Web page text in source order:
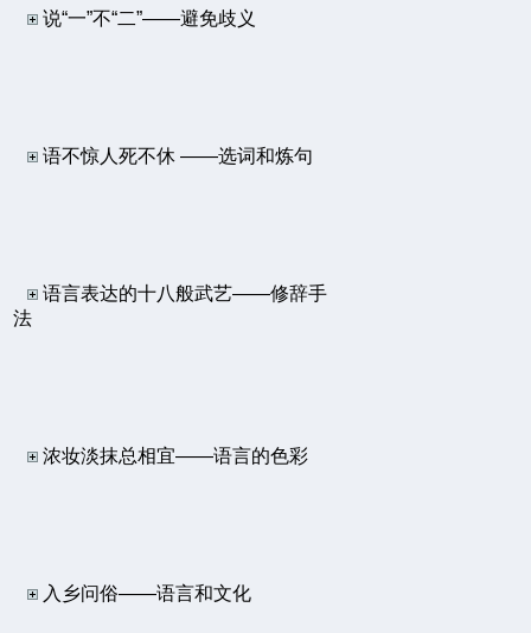
说“一”不“二”——避免歧义
语不惊人死不休 ——选词和炼句
语言表达的十八般武艺——修辞手
法
浓妆淡抹总相宜——语言的色彩
入乡问俗——语言和文化